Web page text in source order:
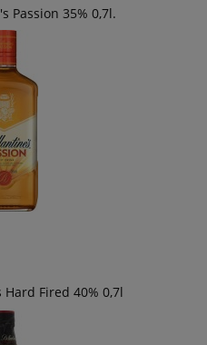
Passion 35% 0,7l.
Fired 40% 0,7l